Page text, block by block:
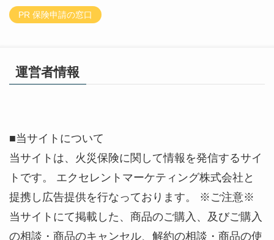
PR 保険申請の窓口
運営者情報
■当サイトについて
当サイトは、火災保険に関して情報を発信するサイ
トです。 エクセレントマーケティング株式会社と
提携し広告提供を行なっております。 ※ご注意※
当サイトにて掲載した、商品のご購入、及びご購入
の相談・商品のキャンセル、解約の相談・商品の使